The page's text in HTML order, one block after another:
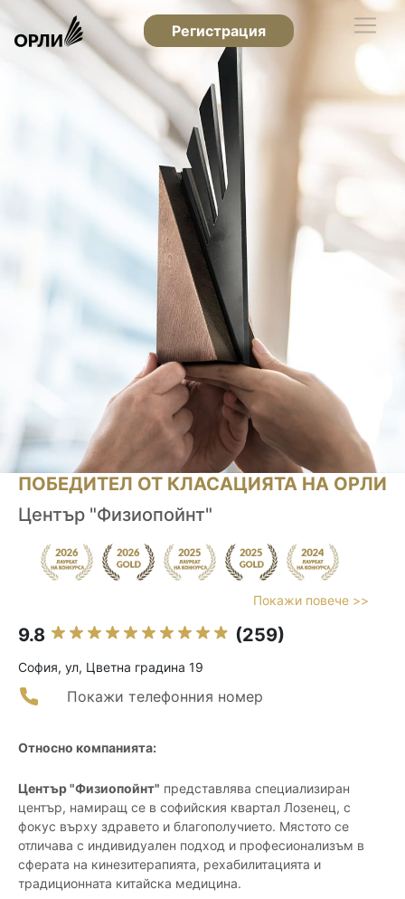
Регистрация
ПОБЕДИТЕЛ ОТ КЛАСАЦИЯТА НА ОРЛИ
Център "Физиопойнт"
Покажи повече >>
9.8 (259)
София, ул, Цветна градина 19
Покажи телефонния номер
Относно компанията:
Център "Физиопойнт" представлява специализиран
център, намиращ се в софийския квартал Лозенец, с
фокус върху здравето и благополучието. Мястото се
отличава с индивидуален подход и професионализъм в
сферата на кинезитерапията, рехабилитацията и
традиционната китайска медицина.